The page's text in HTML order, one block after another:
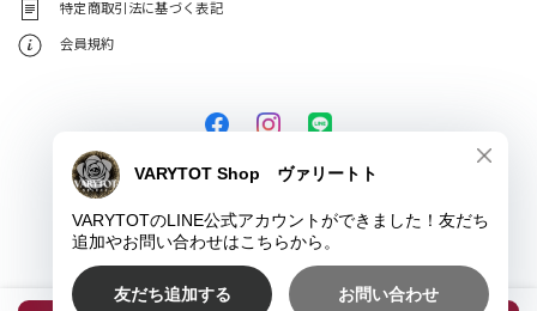
特定商取引法に基づく表記
会員規約